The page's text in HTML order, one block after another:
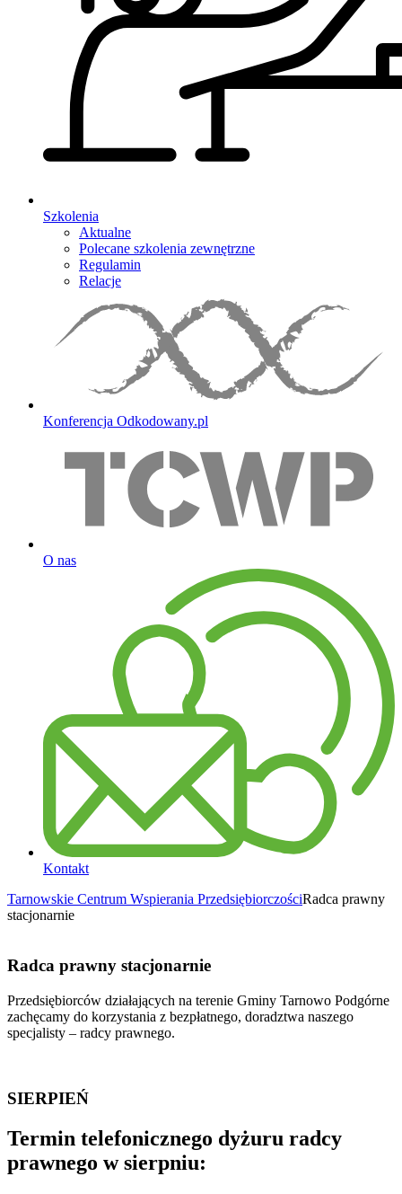
Szkolenia
Aktualne
Polecane szkolenia zewnętrzne
Regulamin
Relacje
Konferencja Odkodowany.pl
O nas
Kontakt
Tarnowskie Centrum Wspierania PrzedsiębiorczościRadca prawny
stacjonarnie
Radca prawny stacjonarnie
Przedsiębiorców działających na terenie Gminy Tarnowo Podgórne
zachęcamy do korzystania z bezpłatnego, doradztwa naszego
specjalisty – radcy prawnego.
SIERPIEŃ
Termin telefonicznego dyżuru radcy
prawnego w sierpniu: